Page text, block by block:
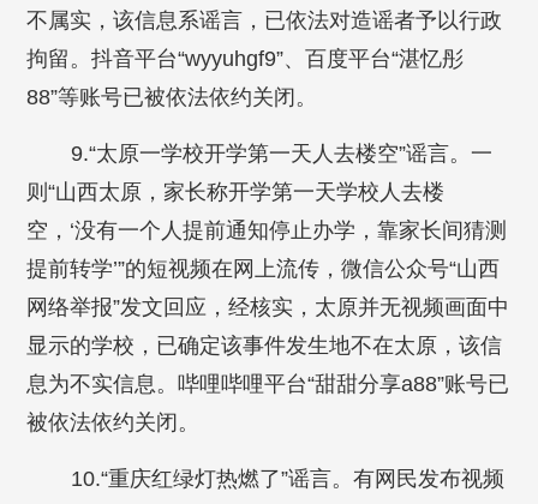
不属实，该信息系谣言，已依法对造谣者予以行政
拘留。抖音平台“wyyuhgf9”、百度平台“湛忆彤
88”等账号已被依法依约关闭。
9.“太原一学校开学第一天人去楼空”谣言。一
则“山西太原，家长称开学第一天学校人去楼
空，‘没有一个人提前通知停止办学，靠家长间猜测
提前转学’”的短视频在网上流传，微信公众号“山西
网络举报”发文回应，经核实，太原并无视频画面中
显示的学校，已确定该事件发生地不在太原，该信
息为不实信息。哔哩哔哩平台“甜甜分享a88”账号已
被依法依约关闭。
10.“重庆红绿灯热燃了”谣言。有网民发布视频